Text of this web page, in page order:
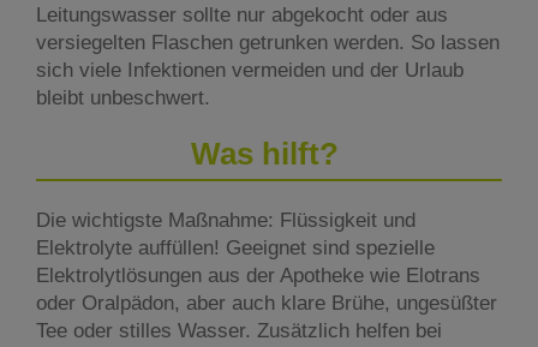
Leitungswasser sollte nur abgekocht oder aus
versiegelten Flaschen getrunken werden. So lassen
sich viele Infektionen vermeiden und der Urlaub
bleibt unbeschwert.
Was hilft?
Die wichtigste Maßnahme: Flüssigkeit und
Elektrolyte auffüllen! Geeignet sind spezielle
Elektrolytlösungen aus der Apotheke wie Elotrans
oder Oralpädon, aber auch klare Brühe, ungesüßter
Tee oder stilles Wasser. Zusätzlich helfen bei